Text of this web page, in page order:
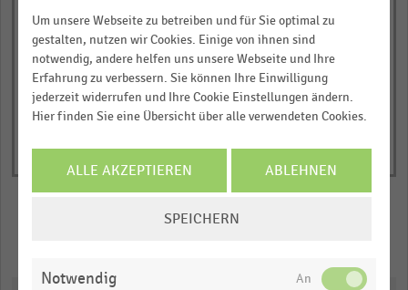
axis
displaying
Ausgaben
in
1.014825.
© Handelsdaten 2026
End
of
interactive
chart
Um unsere Webseite zu betreiben und für Sie optimal zu
gestalten, nutzen wir Cookies. Einige von ihnen sind
notwendig, andere helfen uns unsere Webseite und Ihre
Erfahrung zu verbessern. Sie können Ihre Einwilligung
jederzeit widerrufen und Ihre Cookie Einstellungen ändern.
Hier finden Sie eine Übersicht über alle verwendeten Cookies.
ALLE AKZEPTIEREN ABLEHNEN
SPEICHERN
Notwendig